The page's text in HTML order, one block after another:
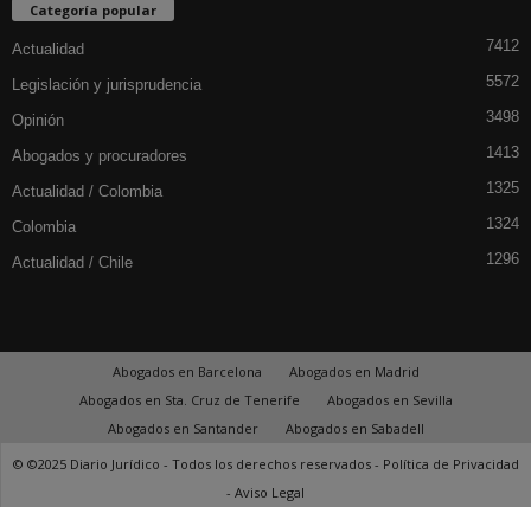
Categoría popular
Actualidad 7412
Legislación y jurisprudencia 5572
Opinión 3498
Abogados y procuradores 1413
Actualidad / Colombia 1325
Colombia 1324
Actualidad / Chile 1296
Abogados en Barcelona
Abogados en Madrid
Abogados en Sta. Cruz de Tenerife
Abogados en Sevilla
Abogados en Santander
Abogados en Sabadell
© ©2025 Diario Jurídico - Todos los derechos reservados - Política de Privacidad
- Aviso Legal